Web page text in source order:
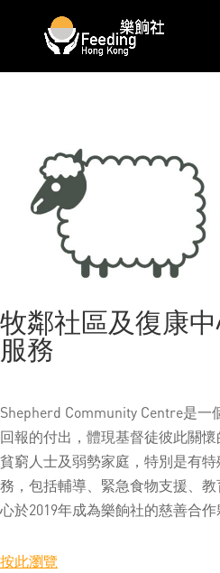
牧鄰社區及復康
服務
Shepherd Community Centre是
回報的付出，體現基督徒彼此關
貧窮人士及弱勢家庭，特別是有
務，包括輔導、緊急食物支援、
心於2019年成為樂餉社的慈善合作
按此瀏覽